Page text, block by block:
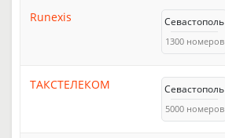
Runexis Севастополь
1300 номеров
ТАКСТЕЛЕКОМ Севастополь
5000 номеров